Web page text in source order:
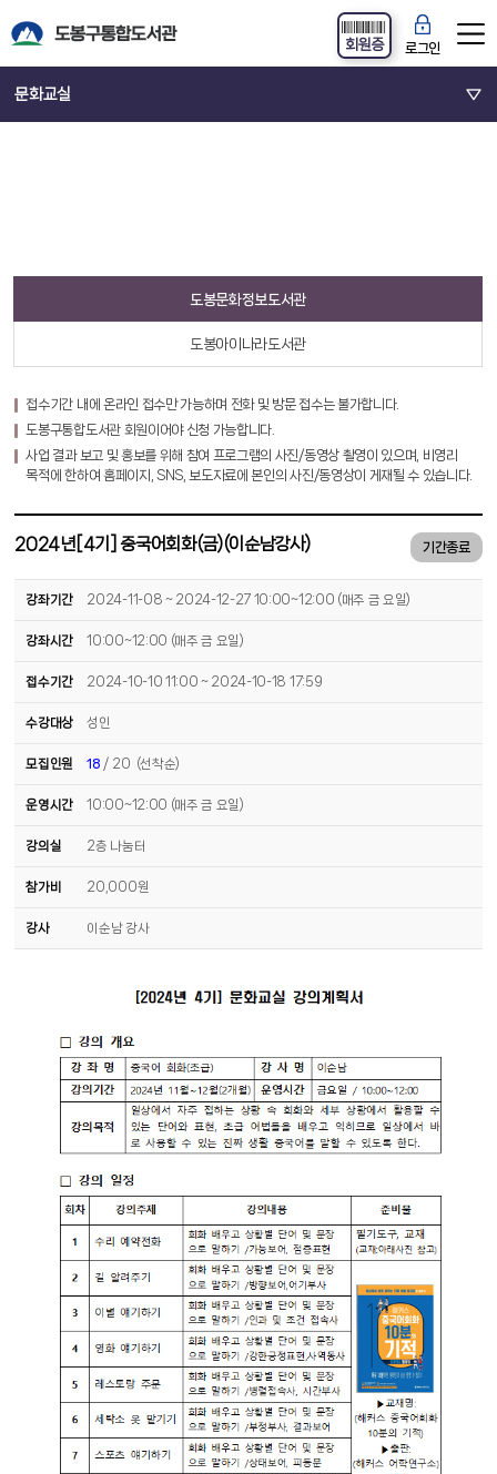
로그인
회원증
문화교실
도봉문화정보도서관
도봉아이나라도서관
접수기간 내에 온라인 접수만 가능하며 전화 및 방문 접수는 불가합니다.
도봉구통합도서관 회원이어야 신청 가능합니다.
사업 결과 보고 및 홍보를 위해 참여 프로그램의 사진/동영상 촬영이 있으며, 비영리
목적에 한하여 홈페이지, SNS, 보도자료에 본인의 사진/동영상이 게재될 수 있습니다.
2024년[4기] 중국어회화(금)(이순남강사) 기간종료
강좌기간 2024-11-08 ~ 2024-12-27 10:00~12:00 (매주 금 요일)
강좌시간 10:00~12:00 (매주 금 요일)
접수기간 2024-10-10 11:00 ~ 2024-10-18 17:59
수강대상 성인
모집인원 18 / 20 (선착순)
운영시간 10:00~12:00 (매주 금 요일)
강의실 2층 나눔터
참가비 20,000원
강사 이순남 강사